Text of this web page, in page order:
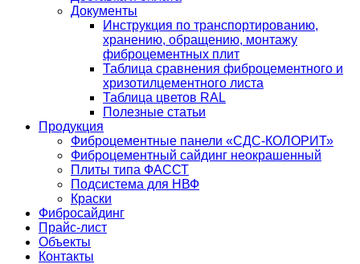
Документы
Инструкция по транспортированию,
хранению, обращению, монтажу
фиброцементных плит
Таблица сравнения фиброцементного и
хризотилцементного листа
Таблица цветов RAL
Полезные статьи
Продукция
Фиброцементные панели «СДС-КОЛОРИТ»
Фиброцементный сайдинг неокрашенный
Плиты типа ФАССТ
Подсистема для НВФ
Краски
Фибросайдинг
Прайс-лист
Объекты
Контакты